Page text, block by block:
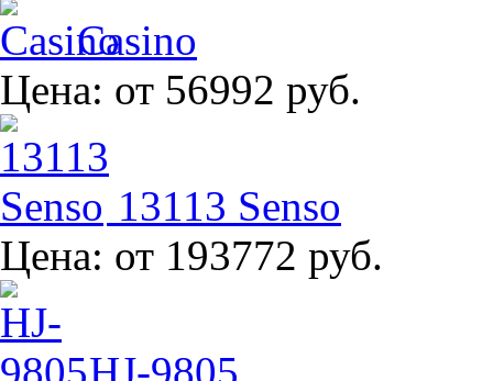
Casino
Цена: от 56992 руб.
13113 Senso
Цена: от 193772 руб.
HJ-9805